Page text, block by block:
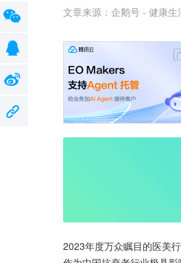
文章来源： 企鹅号 - 健康生
2023年度万众瞩目的医美